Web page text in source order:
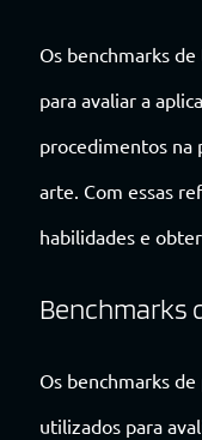
Os benchmarks
para avaliar a
procedimentos na
arte. Com essas
habilidades e
Benchmarks
Os benchmarks
utilizados para